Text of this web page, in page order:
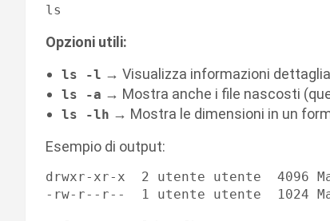
Opzioni utili:
ls -l → Visualizza informazioni
ls -a → Mostra anche i file nascosti
ls -lh → Mostra le dimensioni in un
Esempio di output:
drwxr-xr-x  2 utente utente  4096